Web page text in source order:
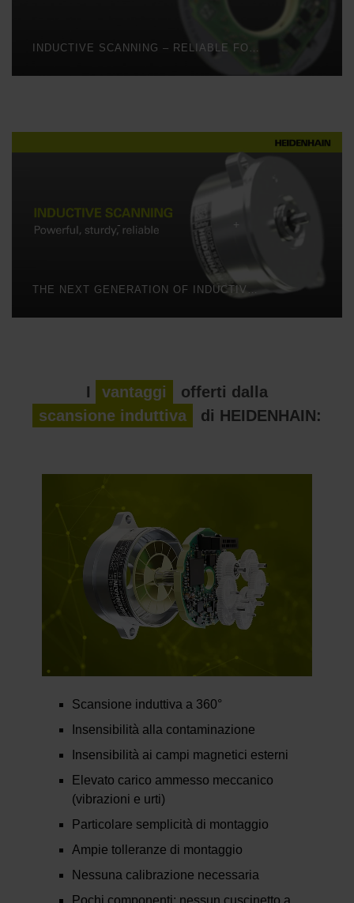
THE NEXT GENERATION OF INDUCTIVE SCANNING
I vantaggi
offerti dalla
scansione induttiva
di HEIDENHAIN:
Scansione induttiva a 360°
Insensibilità alla contaminazione
Insensibilità ai campi magnetici esterni
Elevato carico ammesso meccanico
(vibrazioni e urti)
Particolare semplicità di montaggio
Ampie tolleranze di montaggio
Nessuna calibrazione necessaria
Pochi componenti: nessun cuscinetto a